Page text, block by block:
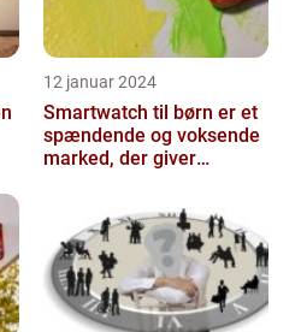
12 januar 2024
Smartwatch til børn er et
spændende og voksende
marked, der giver